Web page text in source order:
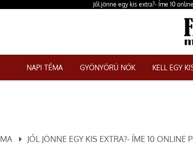
Jól jönne egy kis extra?- Íme 10
NAPI TÉMA GYÖNYÖRŰ NŐK KELL EGY
JÓL JÖNNE EGY KIS EXTRA?- ÍME 10 ONLINE